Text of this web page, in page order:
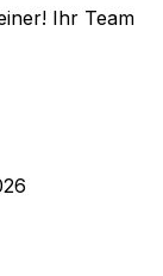
Ihr Team